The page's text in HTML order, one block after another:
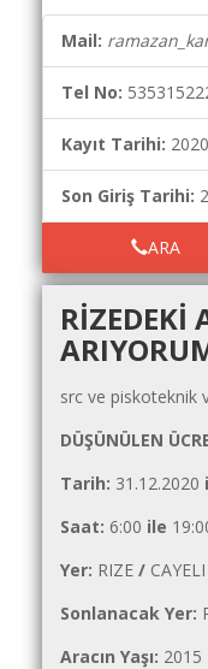
Yol
Maliyet
Hesaplama
Şartname
Karşılaştırma
Robotu
Masaüstü
Programı
Değer
Akaryakıt
Fiyatları
İhale
İlanlar
Söför
Arayanlar
Mail:
Tel No:
Kayıt Tarihi:
Son Giriş Tarihi:
ARA
RIZEDEKI
src ve piskoteknik
DÜŞÜNÜLEN
Tarih: 31.12.2020
Saat: 6:00 ile
Yer: RIZE / CAYELI
Sonlanacak Yer:
Aracın Yaşı: 2015